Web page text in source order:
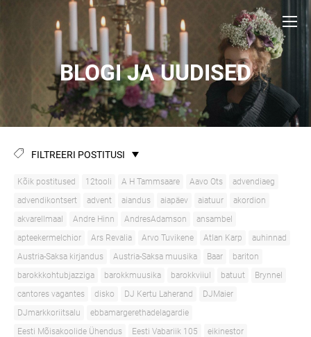
BLOGI JA UUDISED
FILTREERI POSTITUSI
Kõik postitused 12tooli A H Tammsaare Aavo Ots
advendiaeg
advendikontsert
advent aiandus aiapäev aiatuur
akordion
akvarellmaal
Andre Hinn AndresAdamson
ansambel
apteekermelchior
Ars Revalia Arvo Tuvikene Atlan Karp
auhinnad
Austria-Saksa kirjandus
Austria-Saksa muusika Baar
bariton
barokkkohtubjazziga
barokkmuusika barokkviiul batuut
Brynnel
cantores vagantes
disko DJ Kertu Laherand
DJMaier
DJmarkkoriitsalu
ebbamargerethadelagardie
Eesti Mõisakoolide Ühendus
Eesti Vabariik 105
eikinestor